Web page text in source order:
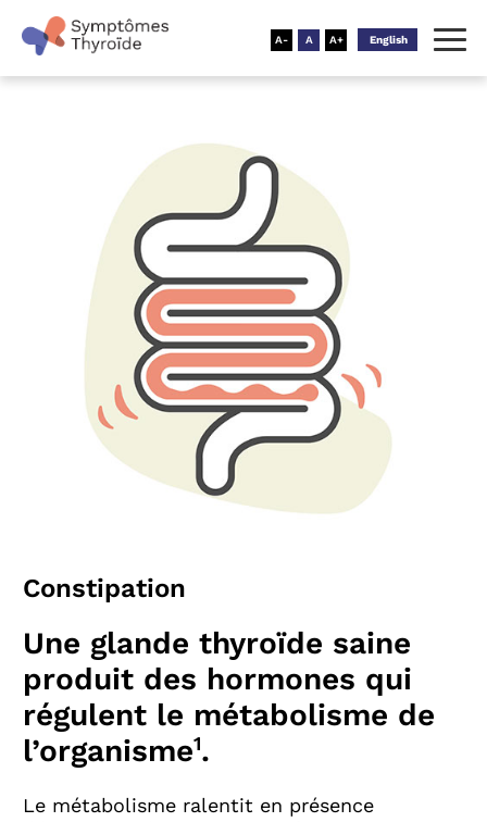
English
Constipation
Une glande thyroïde saine
produit des hormones qui
régulent le métabolisme de
l’organisme1.
Le métabolisme ralentit en présence